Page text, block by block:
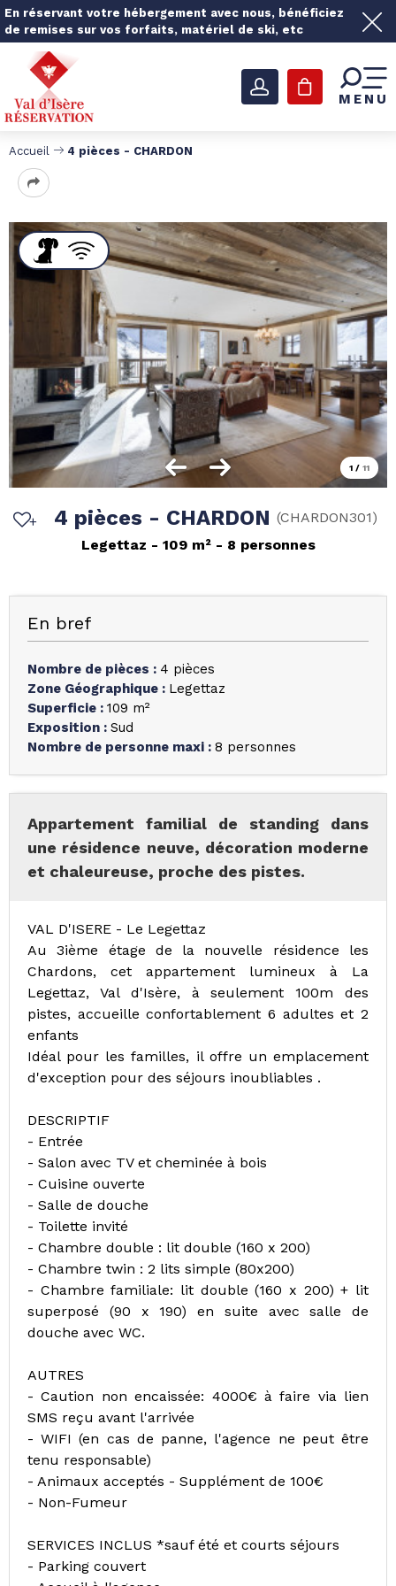
En réservant votre hébergement avec nous, bénéficiez
de remises sur vos forfaits, matériel de ski, etc
MENU
Accueil 4 pièces - CHARDON
1 / 11
4 pièces - CHARDON (CHARDON301)
Legettaz
109 m² 8 personnes
En bref
Nombre de pièces : 4 pièces
Zone Géographique : Legettaz
Superficie : 109 m²
Exposition : Sud
Nombre de personne maxi : 8 personnes
Appartement familial de standing dans
une résidence neuve, décoration moderne
et chaleureuse, proche des pistes.
VAL D'ISERE - Le Legettaz
Au 3ième étage de la nouvelle résidence les
Chardons, cet appartement lumineux à La
Legettaz, Val d'Isère, à seulement 100m des
pistes, accueille confortablement 6 adultes et 2
enfants
Idéal pour les familles, il offre un emplacement
d'exception pour des séjours inoubliables .
DESCRIPTIF
- Entrée
- Salon avec TV et cheminée à bois
- Cuisine ouverte
- Salle de douche
- Toilette invité
- Chambre double : lit double (160 x 200)
- Chambre twin : 2 lits simple (80x200)
- Chambre familiale: lit double (160 x 200) + lit
superposé (90 x 190) en suite avec salle de
douche avec WC.
AUTRES
- Caution non encaissée: 4000€ à faire via lien
SMS reçu avant l'arrivée
- WIFI (en cas de panne, l'agence ne peut être
tenu responsable)
- Animaux acceptés - Supplément de 100€
- Non-Fumeur
SERVICES INCLUS *sauf été et courts séjours
- Parking couvert